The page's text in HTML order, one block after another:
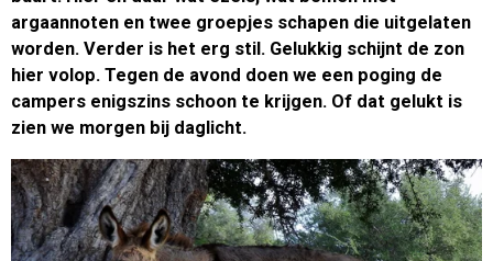
argaannoten en twee groepjes schapen die uitgelaten
worden. Verder is het erg stil. Gelukkig schijnt de zon
hier volop. Tegen de avond doen we een poging de
campers enigszins schoon te krijgen. Of dat gelukt is
zien we morgen bij daglicht.